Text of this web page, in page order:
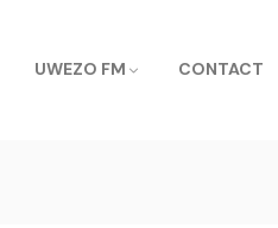
UWEZO FM CONTACT